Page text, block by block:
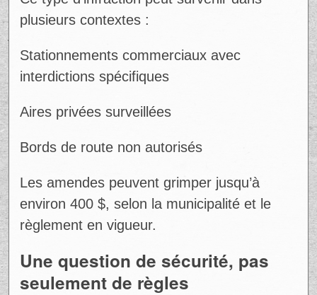
plusieurs contextes :
Stationnements commerciaux avec
interdictions spécifiques
Aires privées surveillées
Bords de route non autorisés
Les amendes peuvent grimper jusqu’à
environ 400 $, selon la municipalité et le
règlement en vigueur.
Une question de sécurité, pas
seulement de règles